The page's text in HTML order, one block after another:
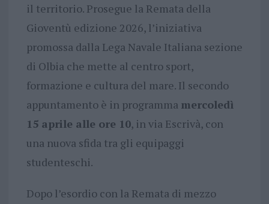
il territorio. Prosegue la Remata della
Gioventù edizione 2026, l’iniziativa
promossa dalla Lega Navale Italiana sezione
di Olbia che mette al centro sport,
formazione e cultura del mare. Il secondo
appuntamento è in programma mercoledì
15 aprile alle ore 10, in via Escrivà, con
una nuova sfida tra gli equipaggi
studenteschi.
Dopo l’esordio con la Remata di mezzo